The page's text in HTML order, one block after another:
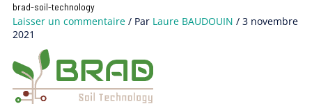
brad-soil-technology
Laisser un commentaire / Par Laure BAUDOUIN/3 novembre
2021